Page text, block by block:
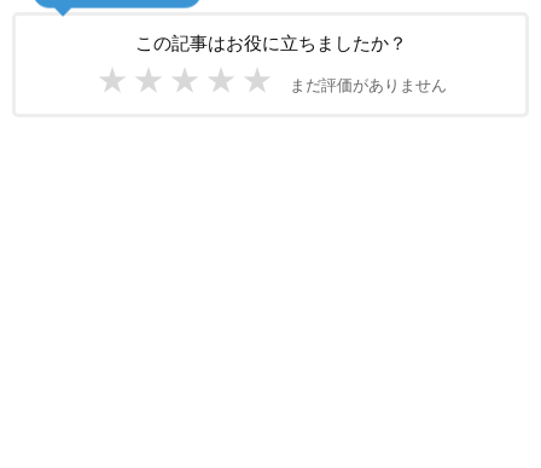
この記事はお役に立ちましたか？
★ ★ ★ ★ ★ まだ評価がありません